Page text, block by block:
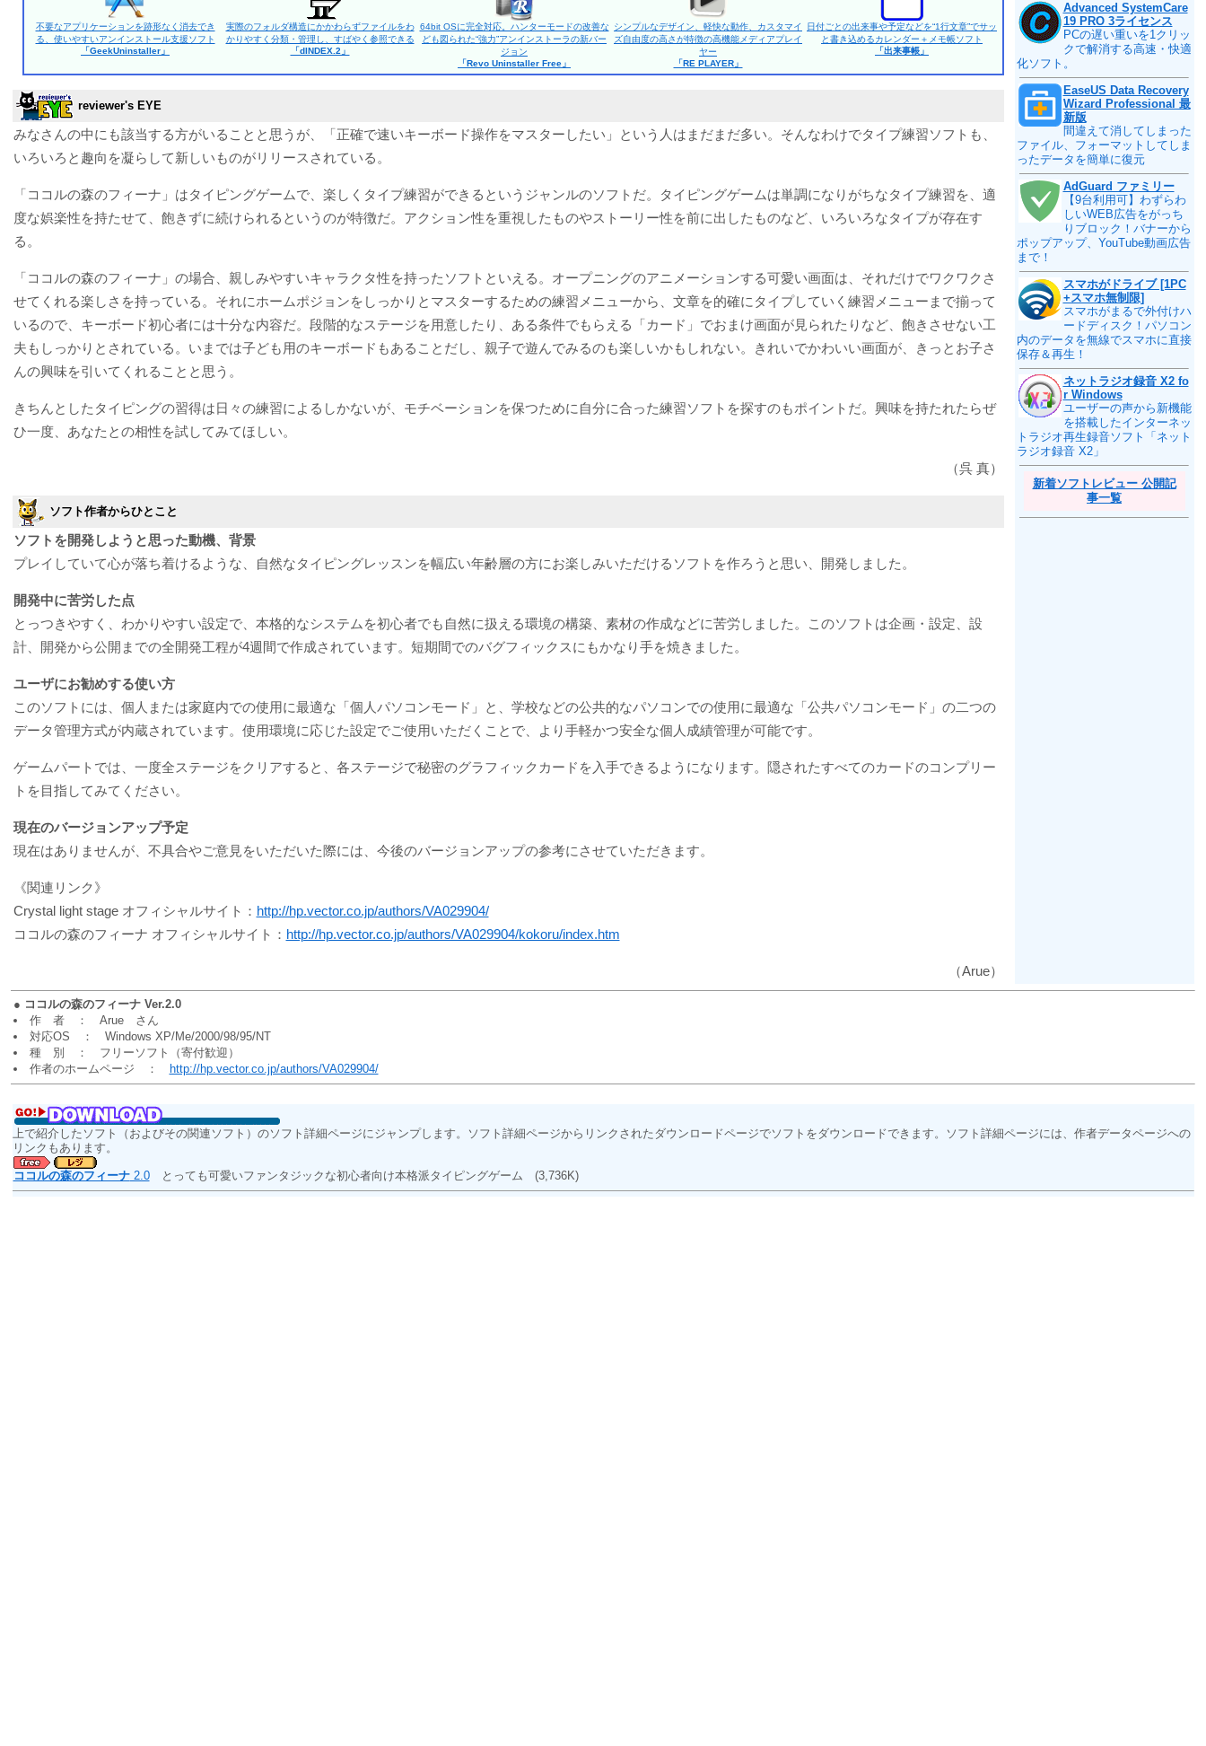
不要なアプリケーションを跡形なく消去でき
る、使いやすいアンインストール支援ソフト
「GeekUninstaller」
実際のフォルダ構造にかかわらずファイルをわ
かりやすく分類・管理し、すばやく参照できる
「dINDEX.2」
64bit OSに完全対応。ハンターモードの改善な
ども図られた“強力”アンインストーラの新バー
ジョン
「Revo Uninstaller Free」
シンプルなデザイン、軽快な動作、カスタマイ
ズ自由度の高さが特徴の高機能メディアプレイ
ヤー
「RE PLAYER」
日付ごとの出来事や予定などを“1行文章”でサッ
と書き込めるカレンダー＋メモ帳ソフト
「出来事帳」
reviewer's EYE
みなさんの中にも該当する方がいることと思うが、「正確で速いキーボード操作をマスターしたい」という人はまだまだ多い。そんなわけでタイプ練習ソフトも、
いろいろと趣向を凝らして新しいものがリリースされている。
「ココルの森のフィーナ」はタイピングゲームで、楽しくタイプ練習ができるというジャンルのソフトだ。タイピングゲームは単調になりがちなタイプ練習を、適
度な娯楽性を持たせて、飽きずに続けられるというのが特徴だ。アクション性を重視したものやストーリー性を前に出したものなど、いろいろなタイプが存在す
る。
「ココルの森のフィーナ」の場合、親しみやすいキャラクタ性を持ったソフトといえる。オープニングのアニメーションする可愛い画面は、それだけでワクワクさ
せてくれる楽しさを持っている。それにホームポジョンをしっかりとマスターするための練習メニューから、文章を的確にタイプしていく練習メニューまで揃って
いるので、キーボード初心者には十分な内容だ。段階的なステージを用意したり、ある条件でもらえる「カード」でおまけ画面が見られたりなど、飽きさせない工
夫もしっかりとされている。いまでは子ども用のキーボードもあることだし、親子で遊んでみるのも楽しいかもしれない。きれいでかわいい画面が、きっとお子さ
んの興味を引いてくれることと思う。
きちんとしたタイピングの習得は日々の練習によるしかないが、モチベーションを保つために自分に合った練習ソフトを探すのもポイントだ。興味を持たれたらぜ
ひ一度、あなたとの相性を試してみてほしい。
（呉 真）
ソフト作者からひとこと
ソフトを開発しようと思った動機、背景
プレイしていて心が落ち着けるような、自然なタイピングレッスンを幅広い年齢層の方にお楽しみいただけるソフトを作ろうと思い、開発しました。
開発中に苦労した点
とっつきやすく、わかりやすい設定で、本格的なシステムを初心者でも自然に扱える環境の構築、素材の作成などに苦労しました。このソフトは企画・設定、設
計、開発から公開までの全開発工程が4週間で作成されています。短期間でのバグフィックスにもかなり手を焼きました。
ユーザにお勧めする使い方
このソフトには、個人または家庭内での使用に最適な「個人パソコンモード」と、学校などの公共的なパソコンでの使用に最適な「公共パソコンモード」の二つの
データ管理方式が内蔵されています。使用環境に応じた設定でご使用いただくことで、より手軽かつ安全な個人成績管理が可能です。
ゲームパートでは、一度全ステージをクリアすると、各ステージで秘密のグラフィックカードを入手できるようになります。隠されたすべてのカードのコンプリー
トを目指してみてください。
現在のバージョンアップ予定
現在はありませんが、不具合やご意見をいただいた際には、今後のバージョンアップの参考にさせていただきます。
《関連リンク》
Crystal light stage オフィシャルサイト： http://hp.vector.co.jp/authors/VA029904/
ココルの森のフィーナ オフィシャルサイト： http://hp.vector.co.jp/authors/VA029904/kokoru/index.htm
（Arue）
Advanced SystemCare
19 PRO 3ライセンス
PCの遅い重いを1クリッ
クで解消する高速・快適
化ソフト。
EaseUS Data Recovery
Wizard Professional 最
新版
間違えて消してしまった
ファイル、フォーマットしてしま
ったデータを簡単に復元
AdGuard ファミリー
【9台利用可】わずらわ
しいWEB広告をがっち
りブロック！バナーから
ポップアップ、YouTube動画広告
まで！
スマホがドライブ [1PC
+スマホ無制限]
スマホがまるで外付けハ
ードディスク！パソコン
内のデータを無線でスマホに直接
保存＆再生！
ネットラジオ録音 X2 fo
r Windows
ユーザーの声から新機能
を搭載したインターネッ
トラジオ再生録音ソフト「ネット
ラジオ録音 X2」
新着ソフトレビュー 公開記
事一覧
● ココルの森のフィーナ Ver.2.0
作 者 ： Arue さん
対応OS ： Windows XP/Me/2000/98/95/NT
種 別 ： フリーソフト（寄付歓迎）
作者のホームページ ：
http://hp.vector.co.jp/authors/VA029904/
上で紹介したソフト（およびその関連ソフト）のソフト詳細ページにジャンプします。ソフト詳細ページからリンクされたダウンロードページでソフトをダウンロードできます。ソフト詳細ページには、作者データページへの
リンクもあります。
ココルの森のフィーナ2.0とっても可愛いファンタジックな初心者向け本格派タイピングゲーム (3,736K)